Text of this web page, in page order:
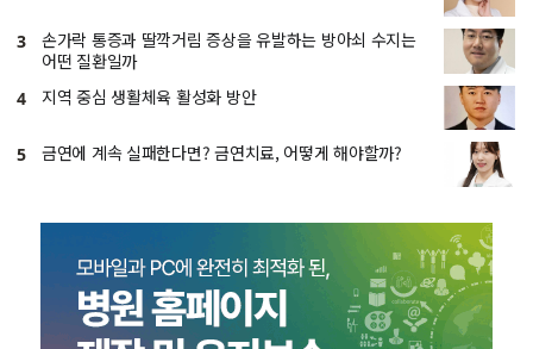
3
손가락 통증과 딸깍거림 증상을 유발하는 방아쇠 수지는
어떤 질환일까
4 지역 중심 생활체육 활성화 방안
5 금연에 계속 실패한다면? 금연치료, 어떻게 해야할까?